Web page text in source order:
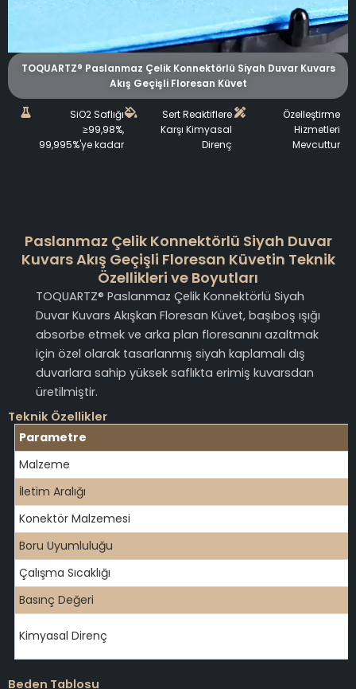
TOQUARTZ® Paslanmaz Çelik Konnektörlü Siyah Duvar Kuvars
Akış Geçişli Floresan Küvet
SiO2 Saflığı
≥99,98%,
99,995%'ye kadar
Sert Reaktiflere
Karşı Kimyasal
Direnç
Özelleştirme
Hizmetleri
Mevcuttur
Paslanmaz Çelik Konnektörlü Siyah Duvar
Kuvars Akış Geçişli Floresan Küvetin Teknik
Özellikleri ve Boyutları
TOQUARTZ® Paslanmaz Çelik Konnektörlü Siyah
Duvar Kuvars Akışkan Floresan Küvet, başıboş ışığı
absorbe etmek ve arka plan floresanını azaltmak
için özel olarak tasarlanmış siyah kaplamalı dış
duvarlara sahip yüksek saflıkta erimiş kuvarsdan
üretilmiştir.
Teknik Özellikler
Parametre
Malzeme
İletim Aralığı
Konektör Malzemesi
Boru Uyumluluğu
Çalışma Sıcaklığı
Basınç Değeri
Kimyasal Direnç
Beden Tablosu